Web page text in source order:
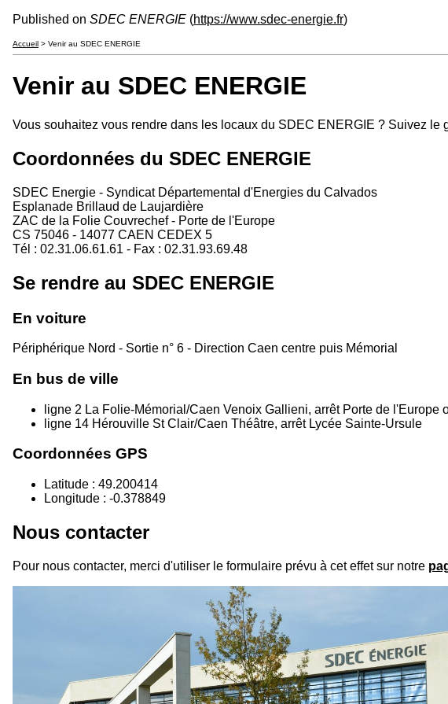
Published on SDEC ENERGIE (https://www.sdec-energie.fr)
Accueil > Venir au SDEC ENERGIE
Venir au SDEC ENERGIE
Vous souhaitez vous rendre dans les locaux du SDEC ENERGIE ? Suivez le
Coordonnées du SDEC ENERGIE
SDEC Energie - Syndicat Départemental d'Energies du Calvados
Esplanade Brillaud de Laujardière
ZAC de la Folie Couvrechef - Porte de l'Europe
CS 75046 - 14077 CAEN CEDEX 5
Tél : 02.31.06.61.61 - Fax : 02.31.93.69.48
Se rendre au SDEC ENERGIE
En voiture
Périphérique Nord - Sortie n° 6 - Direction Caen centre puis Mémorial
En bus de ville
ligne 2 La Folie-Mémorial/Caen Venoix Gallieni, arrêt Porte de l'Europe
ligne 14 Hérouville St Clair/Caen Théâtre, arrêt Lycée Sainte-Ursule
Coordonnées GPS
Latitude : 49.200414
Longitude : -0.378849
Nous contacter
Pour nous contacter, merci d'utiliser le formulaire prévu à cet effet sur notre